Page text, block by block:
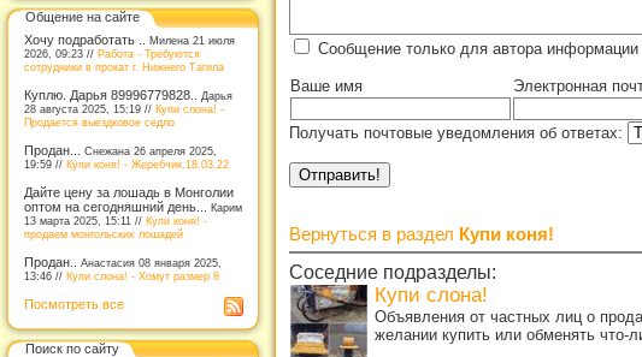
Общение на сайте
Хочу подработать .. Милена 21 июля
2026, 09:23 // Работа - Требуются
сотрудники в прокат г. Нижнего Тагила
Куплю. Дарья 89996779828..
Дарья
28 августа 2025, 15:19 // Купи слона! -
Продается выездковое седло
Продан... Снежана 26 апреля 2025,
19:59 // Купи коня! - Жеребчик.18.03.22
Дайте цену за лошадь в Монголии
оптом на сегодняшний день... Карим
13 марта 2025, 15:11 // Купи коня! -
продаем монгольских лошадей
Продан.. Анастасия 08 января 2025,
13:46 // Купи слона! - Хомут размер 8
Посмотреть все
Поиск по сайту
Сообщение только для автора
Ваше имя Электронная
Получать почтовые уведомления об ответах:
Вернуться в раздел Купи коня!
Соседние подразделы:
Купи слона!
Объявления от частных лиц о
желании купить или обменять что-